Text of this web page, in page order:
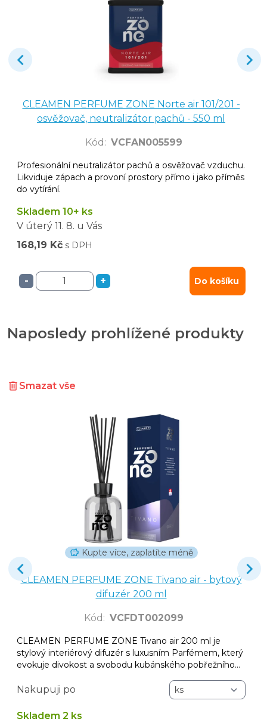
CLEAMEN PERFUME ZONE Norte air 101/201 -
osvěžovač, neutralizátor pachů - 550 ml
Kód : VCFAN005599
Profesionální neutralizátor pachů a osvěžovač vzduchu.
Likviduje zápach a provoní prostory přímo i jako příměs
do vytírání.
Skladem 10+ ks
V úterý 11. 8. u Vás
168,19 Kč s DPH
- + Do košíku
Naposledy prohlížené produkty
Smazat vše
Kupte více, zaplatíte méně
CLEAMEN PERFUME ZONE Tivano air - bytový
difuzér 200 ml
Kód : VCFDT002099
CLEAMEN PERFUME ZONE Tivano air 200 ml je
stylový interiérový difuzér s luxusním Parfémem, který
evokuje divokost a svobodu kubánského pobřežního
určíte intenzitu vůně.
Nakupuji po
Skladem 2 ks